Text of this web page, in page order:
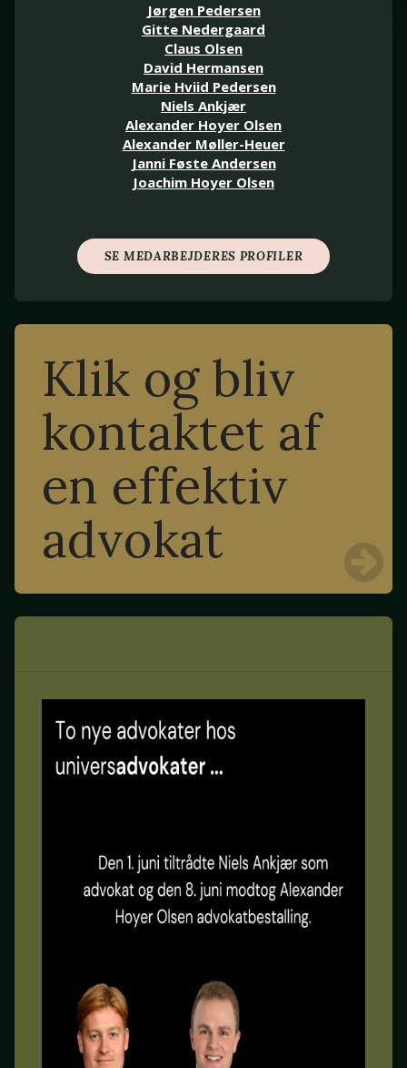
Jørgen Pedersen
Gitte Nedergaard
Claus Olsen
David Hermansen
Marie Hviid Pedersen
Niels Ankjær
Alexander Hoyer Olsen
Alexander Møller-Heuer
Janni Føste Andersen
Joachim Hoyer Olsen
SE MEDARBEJDERES PROFILER
Klik og bliv
kontaktet af
en effektiv
advokat